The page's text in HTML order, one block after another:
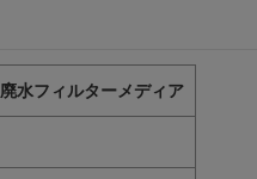
廃水フィルターメディア